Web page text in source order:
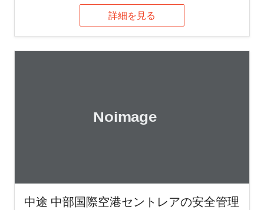
詳細を見る
中途 中部国際空港セントレアの安全管理